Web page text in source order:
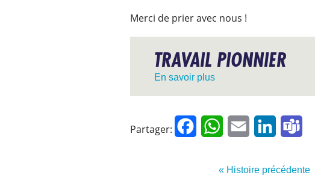
Merci de prier avec nous !
TRAVAIL PIONNIER
En savoir plus
Partager: FacebookWhatsApp
Email LinkedIn
« Histoire précédente